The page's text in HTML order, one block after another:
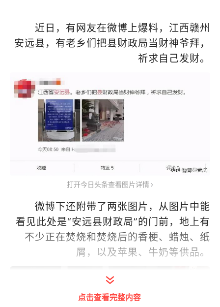
近日，有网友在微博上爆料，江西赣州
安远县，有老乡们把县财政局当财神爷拜，
祈求自己发财。
打开今日头条查看图片详情
微博下还附带了两张图片，从图片中能
看见此处是“安远县财政局”的门前，地上有
不少正在焚烧和焚烧后的香梗、蜡烛、纸
屑，以及苹果、牛奶等供品。
点击查看完整内容